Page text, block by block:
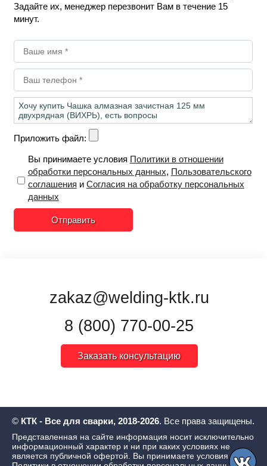
Задайте их, менеджер перезвонит Вам в течение 15
минут.
Приложить файл:
Вы принимаете условия Политики в отношении
обработки персональных данных, Пользовательского
соглашения и Согласия на обработку персональных
данных
Отправить
zakaz@welding-ktk.ru
8 (800) 770-00-25
Заказать консультацию
© КТК - Все для сварки, 2018-2026. Все права защищены.
Представленная на сайте информация носит исключительно
информационный характер и ни при каких условиях не
является публичной офертой. Вы принимаете условия